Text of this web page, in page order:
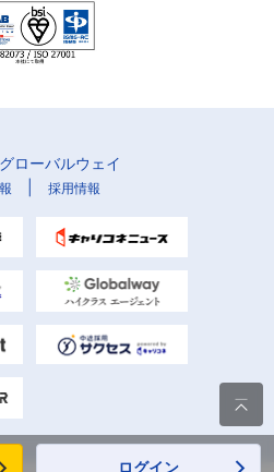
ローバルウェイ
採用情報

ログイン